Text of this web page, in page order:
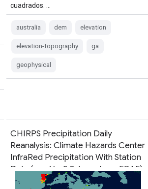
cuadrados. …
australia dem elevation
elevation-topography ga
geophysical
CHIRPS Precipitation Daily
Reanalysis: Climate Hazards Center
InfraRed Precipitation With Station
Data (versión 3.0, basada en ERA5)